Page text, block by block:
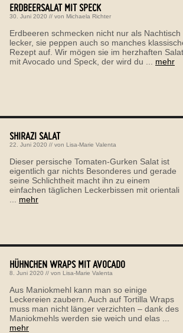
ERDBEERSALAT MIT SPECK
30. Juni 2020 // von Michaela Richter
Erdbeeren schmecken nicht nur als Nachtisch
lecker, sie peppen auch so manches
Rezept auf. Wir mögen sie im herzhaften Salat
mit Avocado und Speck, der wird du ... mehr
SHIRAZI SALAT
22. Juni 2020 // von Lisa-Marie Valenta
Dieser persische Tomaten-Gurken Salat ist
eigentlich gar nichts Besonderes und gerade
seine Schlichtheit macht ihn zu einem
einfachen täglichen Leckerbissen mit orientali
mehr
HÜHNCHEN WRAPS MIT AVOCADO
8. Juni 2020 // von Lisa-Marie Valenta
Aus Maniokmehl kann man so einige
Leckereien zaubern. Auch auf Tortilla Wraps
muss man nicht länger verzichten – dank des
Maniokmehls werden sie weich und elas ...
mehr